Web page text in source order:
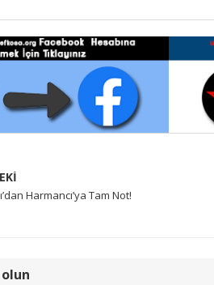
Harmancı’ya Tam Not!